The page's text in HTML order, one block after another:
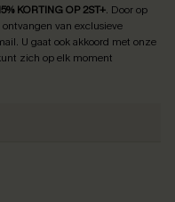
KORTING OP 2ST+. Door op
van exclusieve
U gaat ook akkoord met onze
zich op elk moment